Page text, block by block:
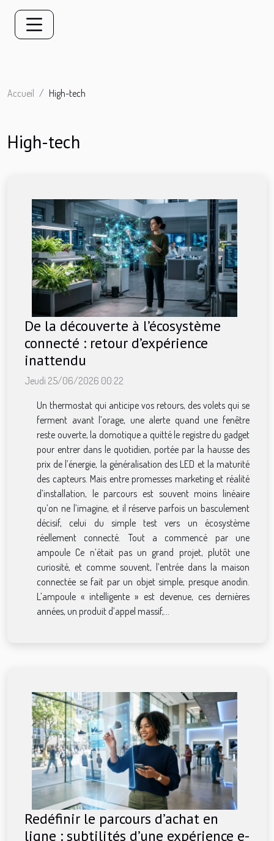
Accueil High-tech
High-tech
De la découverte à l’écosystème
connecté : retour d’expérience
inattendu
Jeudi 25/06/2026 00:22
Un thermostat qui anticipe vos retours, des volets qui se
ferment avant l’orage, une alerte quand une fenêtre
reste ouverte, la domotique a quitté le registre du gadget
pour entrer dans le quotidien, portée par la hausse des
prix de l’énergie, la généralisation des LED et la maturité
des capteurs. Mais entre promesses marketing et réalité
d’installation, le parcours est souvent moins linéaire
qu’on ne l’imagine, et il réserve parfois un basculement
décisif, celui du simple test vers un écosystème
réellement connecté. Tout a commencé par une
ampoule Ce n’était pas un grand projet, plutôt une
curiosité, et comme souvent, l’entrée dans la maison
connectée se fait par un objet simple, presque anodin.
L’ampoule « intelligente » est devenue, ces dernières
années, un produit d’appel massif,...
Redéfinir le parcours d’achat en
ligne : subtilités d’une expérience e-